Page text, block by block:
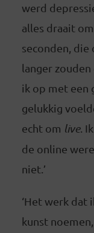
werd
alles draait
seconden, die
langer
ik op met een
gelukkig
echt om live.
de online
niet.’
‘Het werk dat
kunst